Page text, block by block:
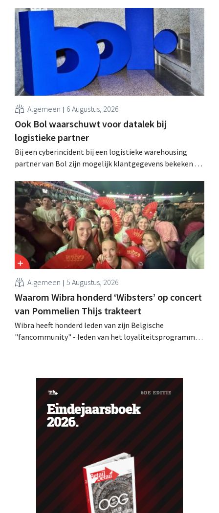
De retailers roepen klanten op alert te zijn voor
phishing.
Algemeen 6 Augustus, 2026
Ook Bol waarschuwt voor datalek bij
logistieke partner
Bij een cyberincident bij een logistieke warehousing
partner van Bol zijn mogelijk klantgegevens bekeken of
waarvoor de Bijenkorf ook al waarschuwde.
Algemeen 5 Augustus, 2026
Waarom Wibra honderd ‘Wibsters’ op concert
van Pommelien Thijs trakteert
Wibra heeft honderd leden van zijn Belgische
"fancommunity" - leden van het loyaliteitsprogramma -
uitbouwen.